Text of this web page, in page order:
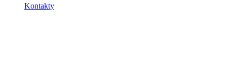
Kontakty